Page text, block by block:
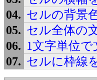
セルの背景
セル全体の
1文字単位
セルに枠線